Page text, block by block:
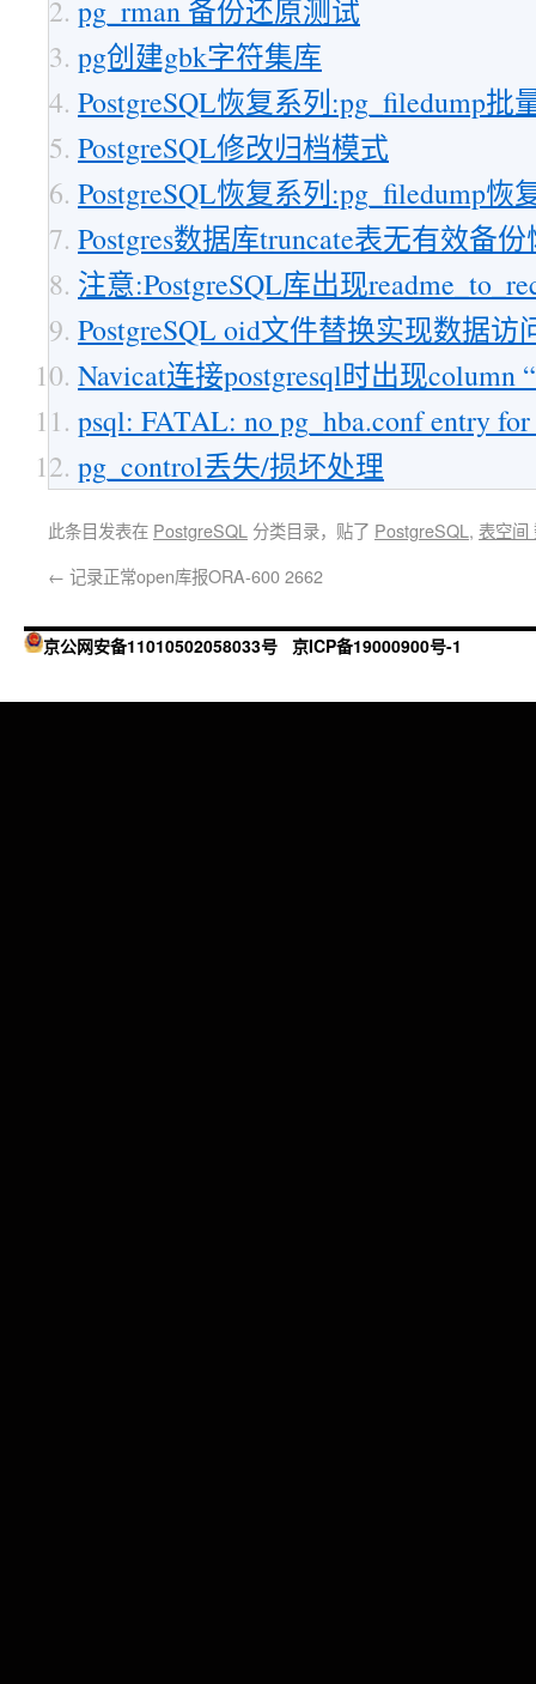
pg_rman 备份还原测试
pg创建gbk字符集库
PostgreSQL恢复系列:pg_filedump批
PostgreSQL修改归档模式
PostgreSQL恢复系列:pg_filedump恢
Postgres数据库truncate表无有效备
注意:PostgreSQL库出现
PostgreSQL oid文件替换实现数据访
Navicat连接postgresql时出现column
psql: FATAL: no pg_hba.conf entry for
pg_control丢失/损坏处理
此条目发表在 PostgreSQL 分类目录，贴了 PostgreSQL , 表空间
← 记录正常open库报ORA-600 2662
京公网安备11010502058033号 京ICP备19000900号-1